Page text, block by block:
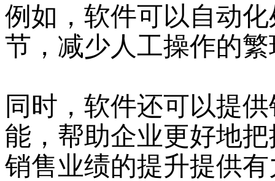
例如，软件可以自动
节，减少人工操作的
同时，软件还可以提
能，帮助企业更好地
销售业绩的提升提供